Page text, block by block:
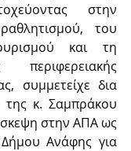
στην
του
και τη
συμμετείχε δια
κ. Σαμπράκου
στην ΑΠΑ ως
Ανάφης για